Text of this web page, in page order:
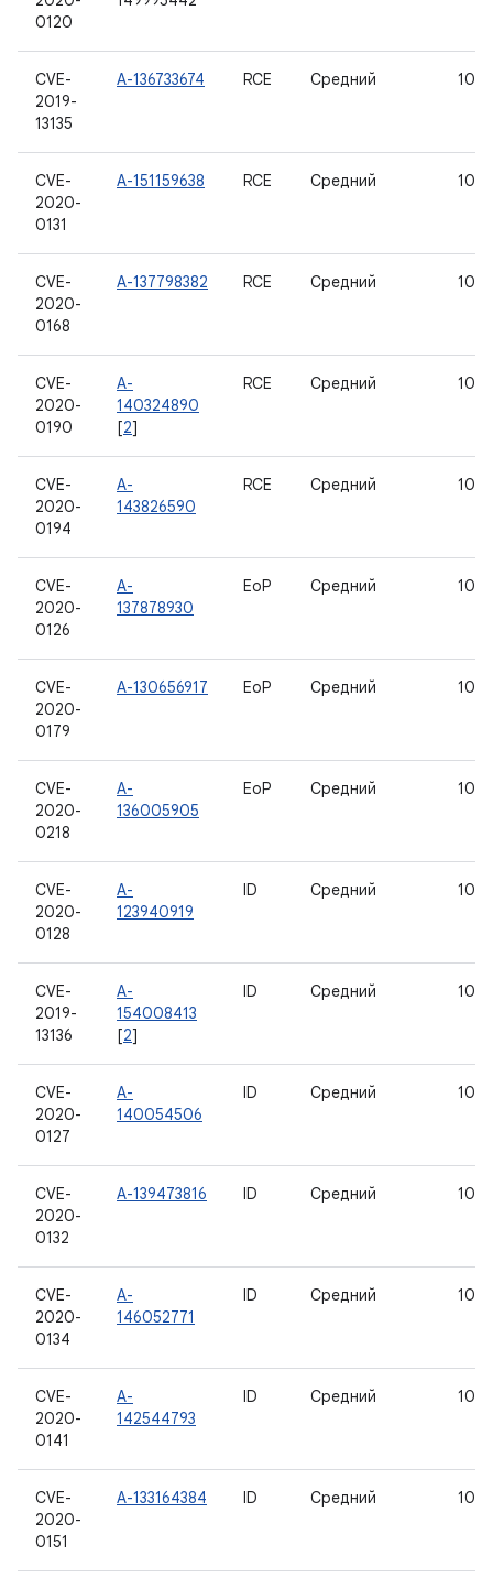
0120
CVE-
2019-
13135
A-136733674 RCE Средний 10
CVE-
2020-
0131
A-151159638 RCE Средний 10
CVE-
2020-
0168
A-137798382 RCE Средний 10
CVE-
2020-
0190
A-
140324890
[2]
RCE Средний 10
CVE-
2020-
0194
A-
143826590
RCE Средний 10
CVE-
2020-
0126
A-
137878930
EoP Средний 10
CVE-
2020-
0179
A-130656917 EoP Средний 10
CVE-
2020-
0218
A-
136005905
EoP Средний 10
CVE-
2020-
0128
A-
123940919
ID Средний 10
CVE-
2019-
13136
A-
154008413
[2]
ID Средний 10
CVE-
2020-
0127
A-
140054506
ID Средний 10
CVE-
2020-
0132
A-139473816 ID Средний 10
CVE-
2020-
0134
A-
146052771
ID Средний 10
CVE-
2020-
0141
A-
142544793
ID Средний 10
CVE-
2020-
0151
A-133164384 ID Средний 10